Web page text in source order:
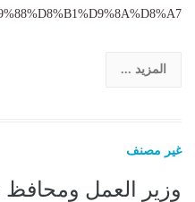
المزيد ...
غير مصنف
وزير العمل ومحافظ